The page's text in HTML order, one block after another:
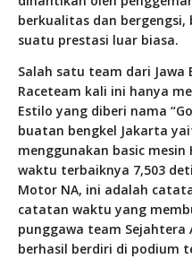
berkualitas dan bergengsi,
suatu prestasi luar biasa.
Salah satu team dari
Raceteam kali ini hanya
Estilo yang diberi nama
buatan bengkel Jakarta
menggunakan basic mesin
waktu terbaiknya 7,503
Motor NA, ini adalah
catatan waktu yang
punggawa team Sejahtera
berhasil berdiri di podium